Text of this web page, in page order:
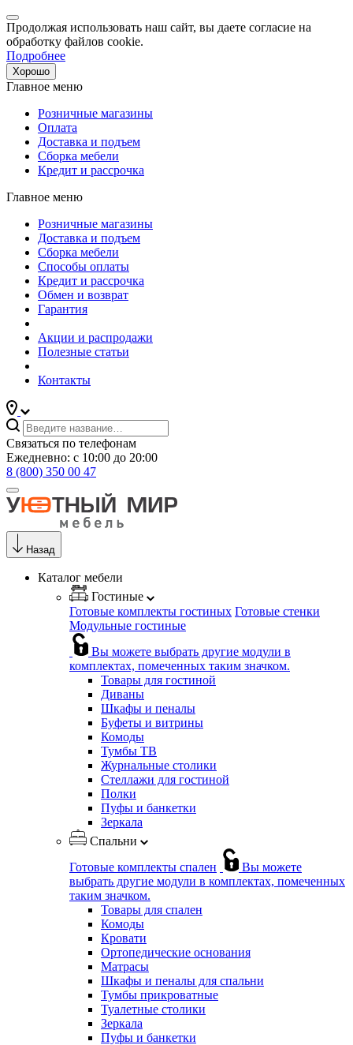
Продолжая использовать наш сайт, вы даете согласие на
обработку файлов cookie.
Подробнее
Хорошо
Главное меню
Розничные магазины
Оплата
Доставка и подъем
Сборка мебели
Кредит и рассрочка
Главное меню
Розничные магазины
Доставка и подъем
Сборка мебели
Способы оплаты
Кредит и рассрочка
Обмен и возврат
Гарантия
Акции и распродажи
Полезные статьи
Контакты
Связаться по телефонам
Ежедневно: с 10:00 до 20:00
8 (800) 350 00 47
Назад
Каталог мебели
Гостиные
Готовые комплекты гостиных Готовые стенки
Модульные гостиные
Вы можете выбрать другие модули в
комплектах, помеченных таким значком.
Товары для гостиной
Диваны
Шкафы и пеналы
Буфеты и витрины
Комоды
Тумбы ТВ
Журнальные столики
Стеллажи для гостиной
Полки
Пуфы и банкетки
Зеркала
Спальни
Готовые комплекты спален
Вы можете
выбрать другие модули в комплектах, помеченных
таким значком.
Товары для спален
Комоды
Кровати
Ортопедические основания
Матрасы
Шкафы и пеналы для спальни
Тумбы прикроватные
Туалетные столики
Зеркала
Пуфы и банкетки